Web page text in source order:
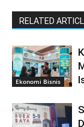
RELATED
Ekonomi Bisnis